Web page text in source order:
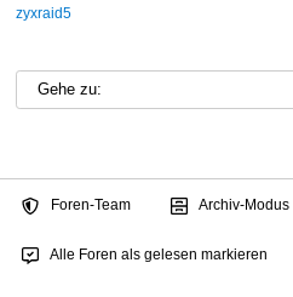
zyxraid5
Foren-Team Archiv-Modus
Alle Foren als gelesen markieren